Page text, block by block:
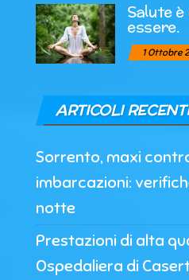
Salute
essere.
1 Ottobre
ARTICOLI RECENTI
Sorrento, maxi
imbarcazioni:
notte
Prestazioni di alta
Ospedaliera di